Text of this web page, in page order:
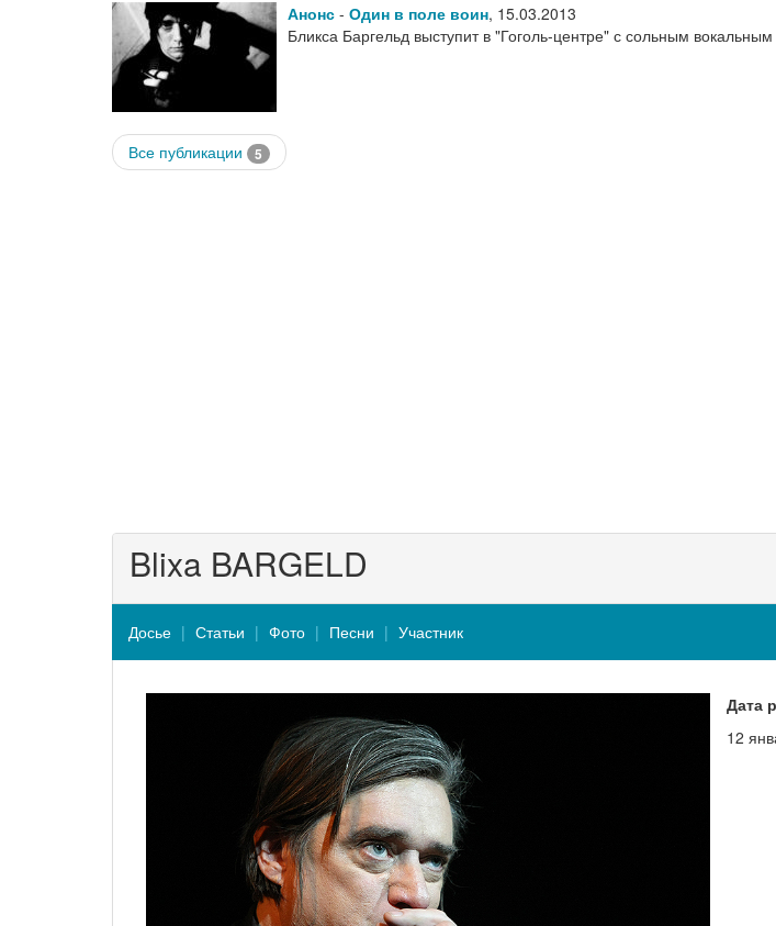
Анонс - Один в поле воин, 15.03.2013
Бликса Баргельд выступит в "Гоголь-центре" с сольным
Все публикации 5
Blixa BARGELD
Досье Статьи Фото Песни Участник
Дата
12